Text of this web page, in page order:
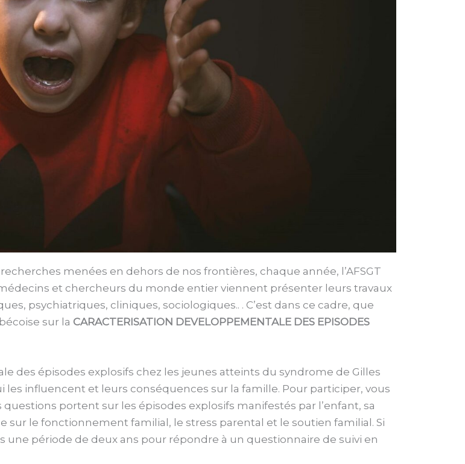
menées en dehors de nos frontières, chaque année, l’AFSGT
et chercheurs du monde entier viennent présenter leurs travaux
psychiatriques, cliniques, sociologiques.. . C’est dans ce cadre, que
sur la CARACTERISATION DEVELOPPEMENTALE DES EPISODES
des épisodes explosifs chez les jeunes atteints du syndrome de Gilles
influencent et leurs conséquences sur la famille. Pour participer, vous
portent sur les épisodes explosifs manifestés par l’enfant, sa
le fonctionnement familial, le stress parental et le soutien familial. Si
une période de deux ans pour répondre à un questionnaire de suivi en